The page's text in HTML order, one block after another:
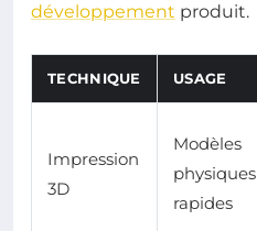
développement produit.
TECHNIQUE USAGE
Impression
3D
Modèles
physiques
rapides